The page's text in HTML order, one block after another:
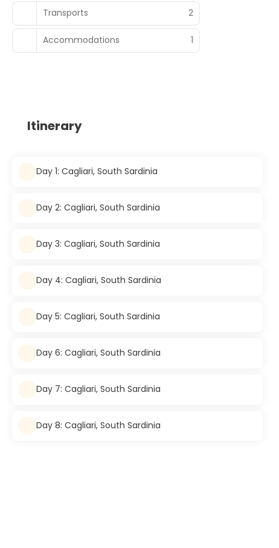
Transports 2
Accommodations 1
Itinerary
Day 1: Cagliari, South Sardinia
Day 2: Cagliari, South Sardinia
Day 3: Cagliari, South Sardinia
Day 4: Cagliari, South Sardinia
Day 5: Cagliari, South Sardinia
Day 6: Cagliari, South Sardinia
Day 7: Cagliari, South Sardinia
Day 8: Cagliari, South Sardinia